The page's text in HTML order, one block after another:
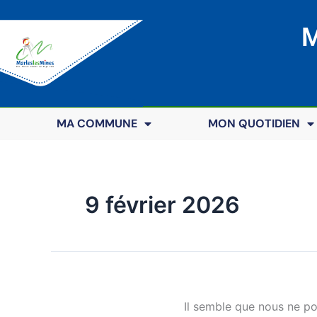
MA COMMUNE MON QUOTIDIEN
9 février 2026
Il semble que nous ne